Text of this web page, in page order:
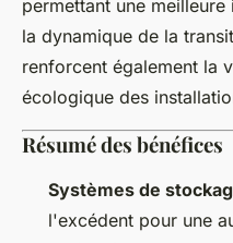
permettant une
la dynamique de la
renforcent également la
écologique des
Résumé des bénéfices
Systèmes de
l'excédent pour une